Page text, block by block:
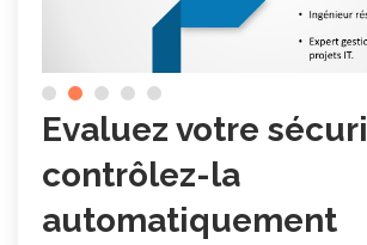
Evaluez votre
contrôlez-la
automatiquement